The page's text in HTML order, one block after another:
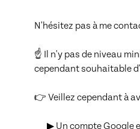
N'hésitez pas à me
☝ Il n'y pas de niveau
cependant souhaitable
👉 Veillez cependant à